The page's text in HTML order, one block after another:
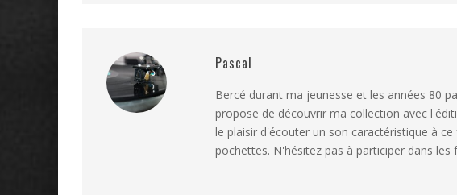
Pascal
Bercé durant ma jeunesse et les années 80
propose de découvrir ma collection avec
le plaisir d'écouter un son caractéristique à
pochettes. N'hésitez pas à participer dans les